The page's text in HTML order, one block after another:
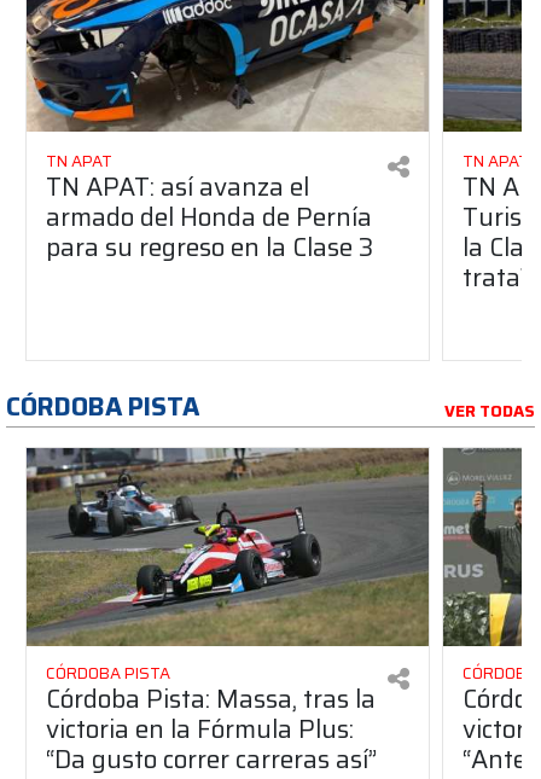
TN APAT
TN APAT: así avanza el
armado del Honda de Pernía
para su regreso en la Clase 3
TN APAT
TN
la
trata?
CÓRDOBA PISTA VER TODAS
CÓRDOBA PISTA
Córdoba Pista: Massa, tras la
victoria en la Fórmula Plus:
“Da gusto correr carreras así”